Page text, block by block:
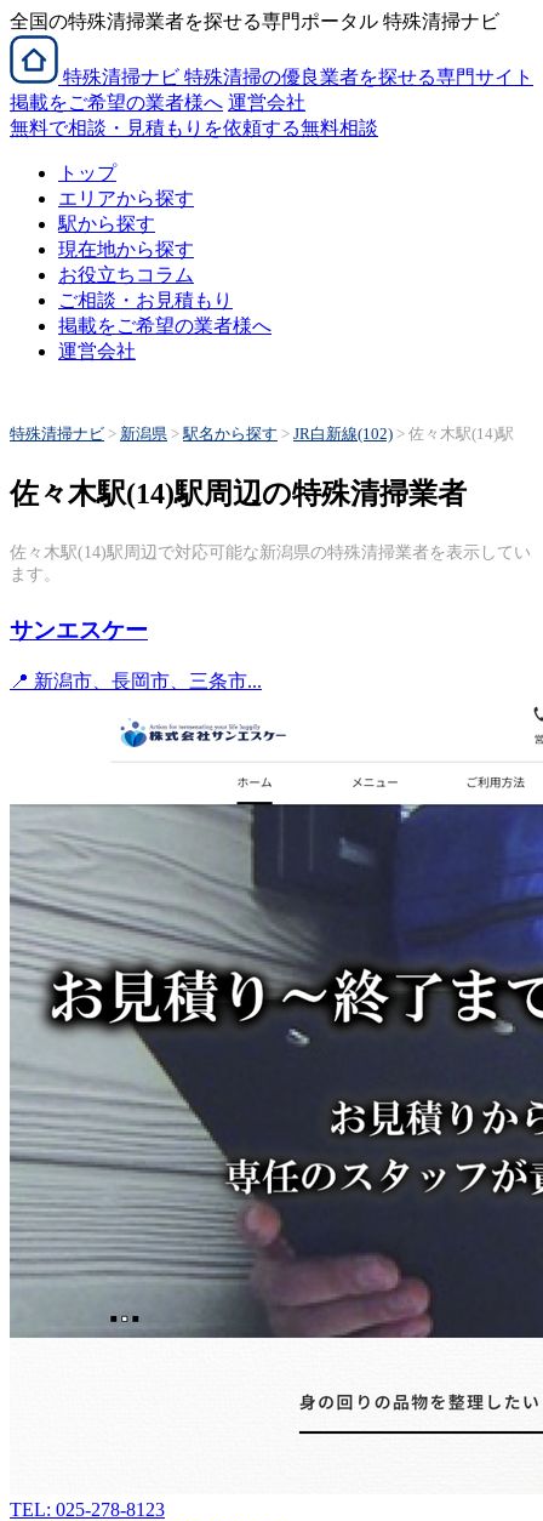
全国の特殊清掃業者を探せる専門ポータル 特殊清掃ナビ
特殊清掃ナビ 特殊清掃の優良業者を探せる専門サイト
掲載をご希望の業者様へ 運営会社
無料で相談・見積もりを依頼する無料相談
トップ
エリアから探す
駅から探す
現在地から探す
お役立ちコラム
ご相談・お見積もり
掲載をご希望の業者様へ
運営会社
特殊清掃ナビ > 新潟県 >駅名から探す > JR白新線(102) > 佐々木駅(14)駅
佐々木駅(14)駅周辺の特殊清掃業者
佐々木駅(14)駅周辺で対応可能な新潟県の特殊清掃業者を表示してい
ます。
サンエスケー
📍 新潟市、長岡市、三条市...
TEL: 025-278-8123